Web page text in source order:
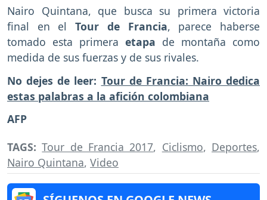
Nairo Quintana, que busca su primera victoria
final en elTour de Francia, parece haberse
tomado esta primera etapa de montaña como
medida de sus fuerzas y de sus rivales.
No dejes de leer: Tour de Francia: Nairo dedica
estas palabras a la afición colombiana
AFP
TAGS:Tour de Francia 2017, Ciclismo, Deportes,
Nairo Quintana, Video